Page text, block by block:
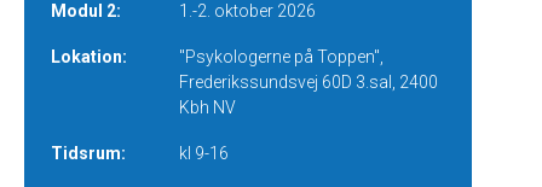
Modul 2: 1.-2. oktober 2026
Lokation:
"Psykologerne på Toppen",
Frederikssundsvej 60D 3.sal, 2400
Kbh NV
Tidsrum: kl 9-16